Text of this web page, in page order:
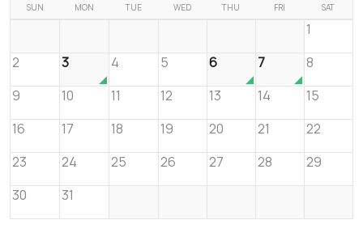
SUN MON TUE WED THU FRI SAT
1
2
3 4 5 6 7
8
9
10 11 12 13 14
15
16
17 18 19 20 21
22
23
24 25 26 27 28
29
30
31